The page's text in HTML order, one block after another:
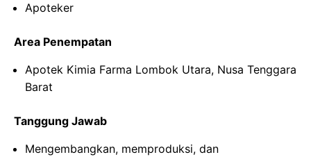
Apoteker
Area Penempatan
Apotek Kimia Farma Lombok Utara, Nusa Tenggara
Barat
Tanggung Jawab
Mengembangkan, memproduksi, dan